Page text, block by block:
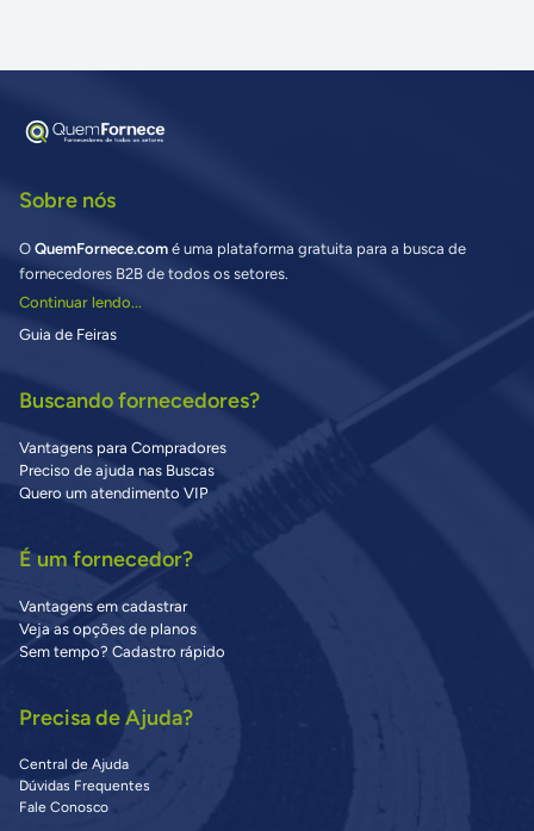
Sobre nós
O QuemFornece.com é uma plataforma gratuita para a busca de
fornecedores B2B de todos os setores.
Continuar lendo...
Guia de Feiras
Buscando fornecedores?
Vantagens para Compradores
Preciso de ajuda nas Buscas
Quero um atendimento VIP
É um fornecedor?
Vantagens em cadastrar
Veja as opções de planos
Sem tempo? Cadastro rápido
Precisa de Ajuda?
Central de Ajuda
Dúvidas Frequentes
Fale Conosco